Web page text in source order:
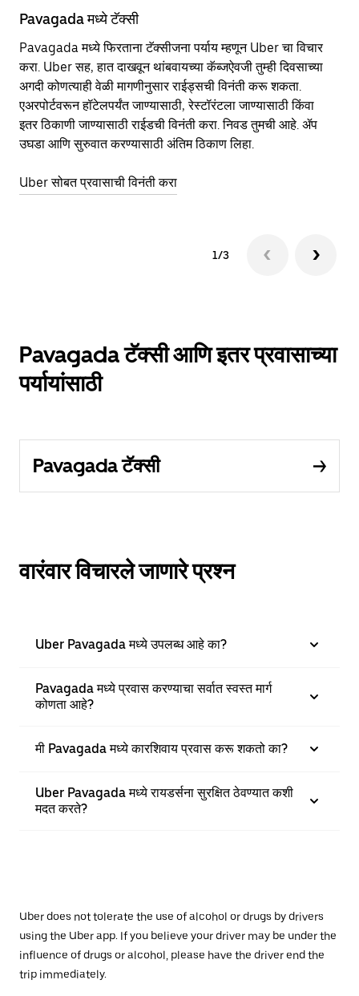
Pavagada मध्ये टॅक्सी
Pavagada मध्ये फिरताना टॅक्सीजना पर्याय म्हणून Uber चा विचार
करा. Uber सह, हात दाखवून थांबवायच्या कॅब्जऐवजी तुम्ही दिवसाच्या
अगदी कोणत्याही वेळी मागणीनुसार राईड्सची विनंती करू शकता.
एअरपोर्टवरून हॉटेलपर्यंत जाण्यासाठी, रेस्टॉरंटला जाण्यासाठी किंवा
इतर‍ ठिकाणी जाण्यासाठी राईडची विनंती करा. निवड तुमची आहे. ॲप
उघडा आणि सुरुवात करण्यासाठी अंतिम ठिकाण लिहा.
Uber सोबत प्रवासाची विनंती करा
1/3
Pavagada टॅक्सी आणि इतर प्रवासाच्या
पर्यायांसाठी
Pavagada टॅक्सी
वारंवार विचारले जाणारे प्रश्न
Uber Pavagada मध्ये उपलब्ध आहे का?
Pavagada मध्ये प्रवास करण्याचा सर्वात स्वस्त मार्ग
कोणता आहे?
मी Pavagada मध्ये कारशिवाय प्रवास करू शकतो का?
Uber Pavagada मध्ये रायडर्सना सुरक्षित ठेवण्यात कशी
मदत करते?
Uber does not tolerate the use of alcohol or drugs by drivers
using the Uber app. If you believe your driver may be under the
influence of drugs or alcohol, please have the driver end the
trip immediately.